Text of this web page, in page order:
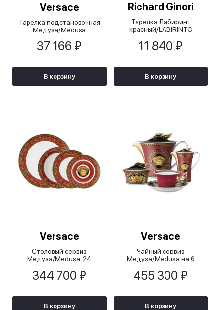
Versace
Тарелка подстановочная
Медуза/Medusa
37 166 ₽
В корзину
Richard Ginori
Тарелка Лабиринт
красный/LABIRINTO
11 840 ₽
В корзину
Versace
Столовый сервиз
Медуза/Medusa, 24
344 700 ₽
В корзину
Versace
Чайный сервиз
Медуза/Medusa на 6
455 300 ₽
В корзину